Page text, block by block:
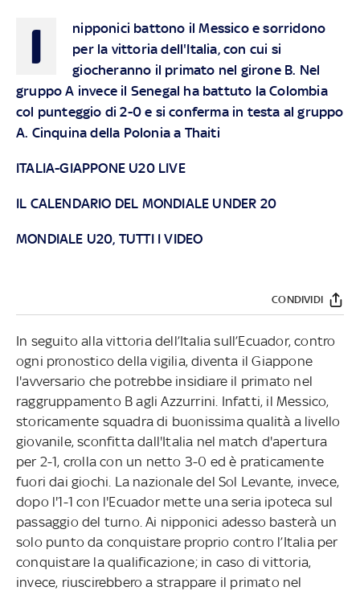
I
nipponici battono il Messico e sorridono
per la vittoria dell'Italia, con cui si
giocheranno il primato nel girone B. Nel
gruppo A invece il Senegal ha battuto la Colombia
col punteggio di 2-0 e si conferma in testa al gruppo
A. Cinquina della Polonia a Thaiti
ITALIA-GIAPPONE U20 LIVE
IL CALENDARIO DEL MONDIALE UNDER 20
MONDIALE U20, TUTTI I VIDEO
CONDIVIDI
In seguito alla vittoria dell’Italia sull’Ecuador, contro
ogni pronostico della vigilia, diventa il Giappone
l'avversario che potrebbe insidiare il primato nel
raggruppamento B agli Azzurrini. Infatti, il Messico,
storicamente squadra di buonissima qualità a livello
giovanile, sconfitta dall'Italia nel match d'apertura
per 2-1, crolla con un netto 3-0 ed è praticamente
fuori dai giochi. La nazionale del Sol Levante, invece,
dopo l'1-1 con l'Ecuador mette una seria ipoteca sul
passaggio del turno. Ai nipponici adesso basterà un
solo punto da conquistare proprio contro l’Italia per
conquistare la qualificazione; in caso di vittoria,
invece, riuscirebbero a strappare il primato nel